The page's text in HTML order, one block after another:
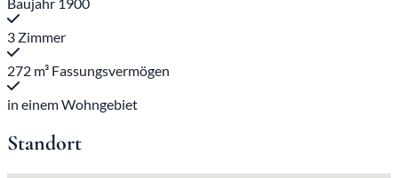
3 Zimmer
272 m³ Fassungsvermögen
in einem Wohngebiet
Standort